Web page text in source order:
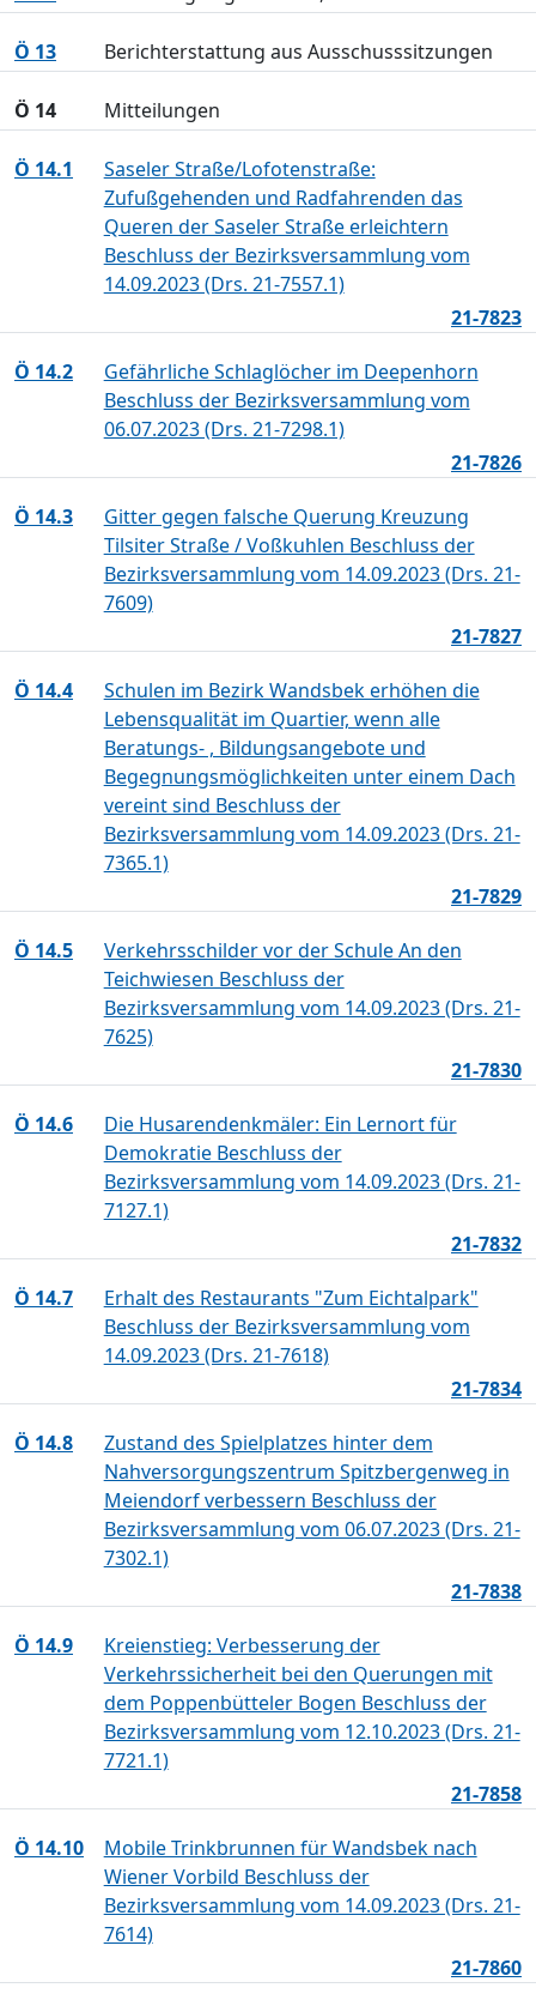
Ö 13 Berichterstattung aus Ausschusssitzungen
Ö 14 Mitteilungen
Ö 14.1
Saseler Straße/Lofotenstraße:
Zufußgehenden und Radfahrenden das
Queren der Saseler Straße erleichtern
Beschluss der Bezirksversammlung vom
14.09.2023 (Drs. 21-7557.1)
21-7823
Ö 14.2
Gefährliche Schlaglöcher im Deepenhorn
Beschluss der Bezirksversammlung vom
06.07.2023 (Drs. 21-7298.1)
21-7826
Ö 14.3
Gitter gegen falsche Querung Kreuzung
Tilsiter Straße / Voßkuhlen Beschluss der
Bezirksversammlung vom 14.09.2023 (Drs. 21-
7609)
21-7827
Ö 14.4
Schulen im Bezirk Wandsbek erhöhen die
Lebensqualität im Quartier, wenn alle
Beratungs- , Bildungsangebote und
Begegnungsmöglichkeiten unter einem Dach
vereint sind Beschluss der
Bezirksversammlung vom 14.09.2023 (Drs. 21-
7365.1)
21-7829
Ö 14.5
Verkehrsschilder vor der Schule An den
Teichwiesen Beschluss der
Bezirksversammlung vom 14.09.2023 (Drs. 21-
7625)
21-7830
Ö 14.6
Die Husarendenkmäler: Ein Lernort für
Demokratie Beschluss der
Bezirksversammlung vom 14.09.2023 (Drs. 21-
7127.1)
21-7832
Ö 14.7
Erhalt des Restaurants "Zum Eichtalpark"
Beschluss der Bezirksversammlung vom
14.09.2023 (Drs. 21-7618)
21-7834
Ö 14.8
Zustand des Spielplatzes hinter dem
Nahversorgungszentrum Spitzbergenweg in
Meiendorf verbessern Beschluss der
Bezirksversammlung vom 06.07.2023 (Drs. 21-
7302.1)
21-7838
Ö 14.9
Kreienstieg: Verbesserung der
Verkehrssicherheit bei den Querungen mit
dem Poppenbütteler Bogen Beschluss der
Bezirksversammlung vom 12.10.2023 (Drs. 21-
7721.1)
21-7858
Ö 14.10
Mobile Trinkbrunnen für Wandsbek nach
Wiener Vorbild Beschluss der
Bezirksversammlung vom 14.09.2023 (Drs. 21-
7614)
21-7860